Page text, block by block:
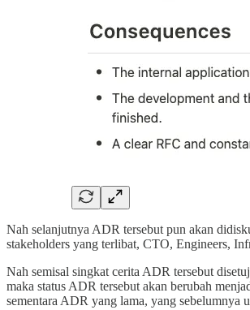
Nah selanjutnya ADR tersebut pun akan
stakeholders yang terlibat, CTO, Engineers,
Nah semisal singkat cerita ADR tersebut
maka status ADR tersebut akan berubah
sementara ADR yang lama, yang sebelumnya